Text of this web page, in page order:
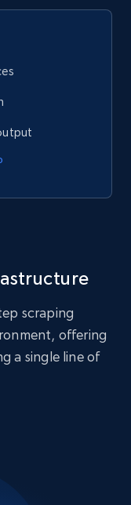
scraping
offering
a single line of